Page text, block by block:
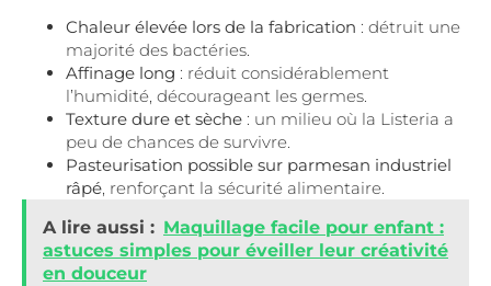
Chaleur élevée lors de la fabrication : détruit une
majorité des bactéries.
Affinage long : réduit considérablement
l’humidité, décourageant les germes.
Texture dure et sèche : un milieu où la Listeria a
peu de chances de survivre.
Pasteurisation possible sur parmesan industriel
râpé, renforçant la sécurité alimentaire.
A lire aussi : Maquillage facile pour enfant :
astuces simples pour éveiller leur créativité
en douceur